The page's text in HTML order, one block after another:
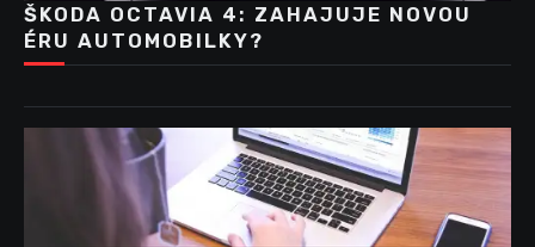
ŠKODA OCTAVIA 4: ZAHAJUJE NOVOU
ÉRU AUTOMOBILKY?